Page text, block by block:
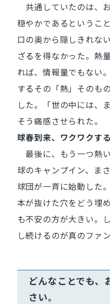
共通していたのは、
穏やかであるというこ
口の奥から隠しきれな
ざるを得なかった。熱
れば、情報量でもない
するその「熱」そのも
した。「世の中には、
そう痛感させられた。
球春到来、ワクワクす
最後に、もう一つ熱
球のキャンプイン、ま
球団が一斉に始動した
本が抜けた穴をどう埋
も不安の方が大きい。
し続けるのが真のファ
どんなことでも、
さい。